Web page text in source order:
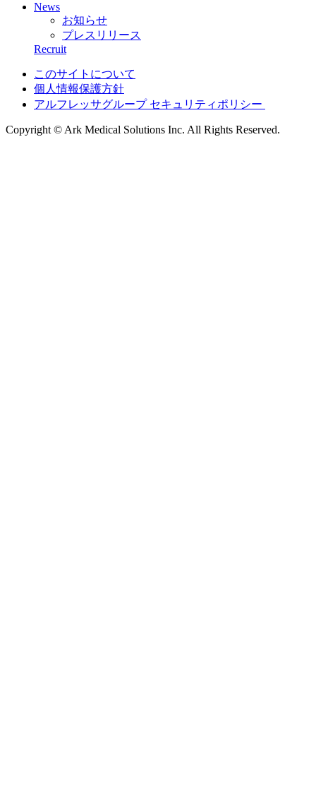
News
お知らせ
プレスリリース
Recruit
このサイトについて
個人情報保護方針
アルフレッサグループ セキュリティポリシー
Copyright © Ark Medical Solutions Inc. All Rights Reserved.